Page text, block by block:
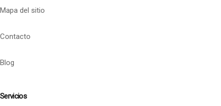
Mapa del sitio
Contacto
Blog
Servicios